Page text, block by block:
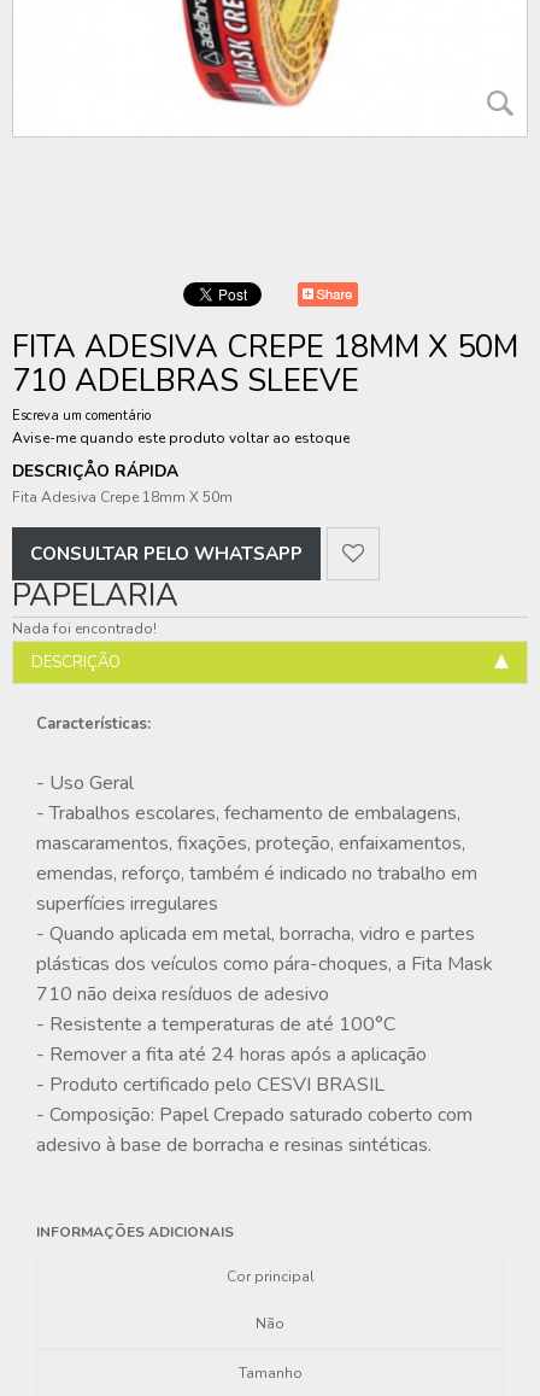
FITA ADESIVA CREPE 18MM X 50M
710 ADELBRAS SLEEVE
Escreva um comentário
Avise-me quando este produto voltar ao estoque
DESCRIÇÅO RÁPIDA
Fita Adesiva Crepe 18mm X 50m
CONSULTAR PELO WHATSAPP
PAPELARIA
Nada foi encontrado!
DESCRIÇÃO
Características:
- Uso Geral
- Trabalhos escolares, fechamento de embalagens,
mascaramentos, fixações, proteção, enfaixamentos,
emendas, reforço, também é indicado no trabalho em
superfícies irregulares
- Quando aplicada em metal, borracha, vidro e partes
plásticas dos veículos como pára-choques, a Fita Mask
710 não deixa resíduos de adesivo
- Resistente a temperaturas de até 100°C
- Remover a fita até 24 horas após a aplicação
- Produto certificado pelo CESVI BRASIL
- Composição: Papel Crepado saturado coberto com
adesivo à base de borracha e resinas sintéticas.
INFORMAÇÕES ADICIONAIS
Cor principal
Não
Tamanho